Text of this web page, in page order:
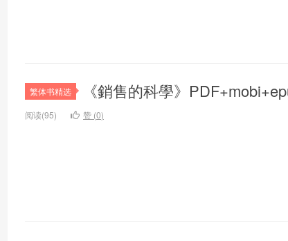
繁体书精选 《銷售的科學》
阅读(95)
赞 (0)